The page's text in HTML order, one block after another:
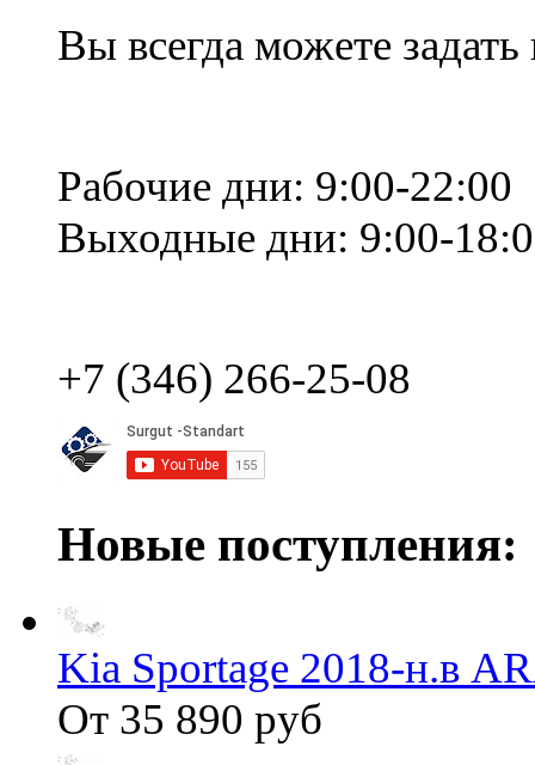
Вы всегда можете
Рабочие дни: 9:00-22:00
Выходные дни: 9:00-
+7 (346) 266-25-08
Новые поступления:
Kia Sportage 2018-н.в
От 35 890 руб